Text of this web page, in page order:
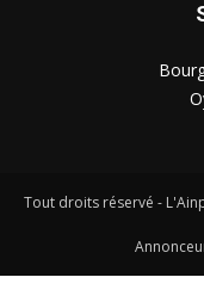
Tout droits réservé -